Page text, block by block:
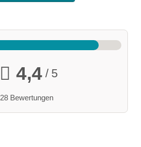
4,4/ 5
28 Bewertungen